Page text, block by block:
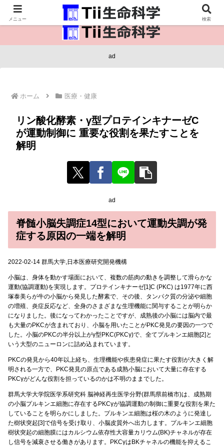
医療保健・生命・生物の情報インフラ。
ad
ホーム 医療・健康
リン酸化酵素・γ型プロテインキナーゼC
が運動制御に 重要な役割を果たすことを
解明
ad
脊髄小脳失調症14型において運動失調が発
症する原因の一端を解明
2022-02-14 群馬大学,日本医療研究開発機構
小脳は、身体を動かす場面において、複数の筋肉の動きを調整して滑らかな
運動(協調運動)を実現します。プロテインキナーゼ[1]C (PKC) は1977年に西
塚泰美らが牛の小脳から発見した酵素で、その後、タンパク質の分泌や細胞
の増殖、炎症反応など、全身のさまざまな生理機能に関与することが明らか
になりました。後になってわかったことですが、成熟後の小脳には脳内で最
も大量のPKCが含まれており、小脳を用いたことがPKC発見の要因の一つで
した。小脳のPKCの半分以上がγ型PKC(PKCγ)で、全てプルキンエ細胞[2]と
いう大型のニューロンに詰め込まれています。
PKCの発見から40年以上経ち、生理機能や疾患発症に果たす役割が大きく解
明される一方で、PKC発見の原点である成熟小脳において大量に存在する
PKCγがどんな役割を担っているのかは不明のままでした。
群馬大学大学院医学系研究科 脳神経再生医学分野(群馬県前橋市)は、成熟期
の小脳プルキンエ細胞に存在するPKCγが協調運動の制御に重要な役割を果た
していることを明らかにしました。プルキンエ細胞は桜の木のように発達し
た樹状突起[3]で信号を受け取り、小脳皮質外へ出力します。プルキンエ細胞
樹状突起の細胞膜にはカルシウム依存性大容量カリウム(BK)チャネルが存在
し信号を減衰させる働きがあります。PKCγはBKチャネルの機能を抑えるこ
メニュー 検索